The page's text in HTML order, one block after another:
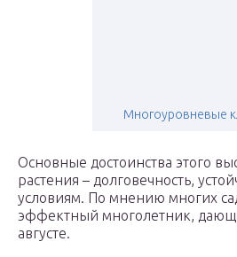
Многоуровневые
Основные достоинства этого
растения – долговечность,
условиям. По мнению многих
эффектный многолетник,
августе.